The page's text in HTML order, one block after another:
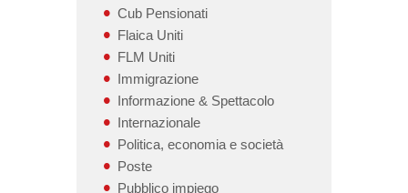
Cub Pensionati
Flaica Uniti
FLM Uniti
Immigrazione
Informazione & Spettacolo
Internazionale
Politica, economia e società
Poste
Pubblico impiego